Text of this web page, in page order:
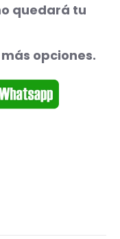
quedará tu
opciones.